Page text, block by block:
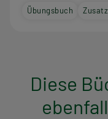
Übungsbuch
Diese